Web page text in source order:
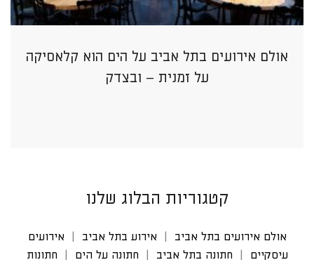
אולם אירועים בתל אביב על הים הוא קלאסיקה
על זמנית – ובצדק
קטגוריות הבלוג שלנו
אולם אירועים בתל אביב אירוע בתל אביב
אירועים
עיסקיים
חתונה בתל אביב חתונה על הים חתונות